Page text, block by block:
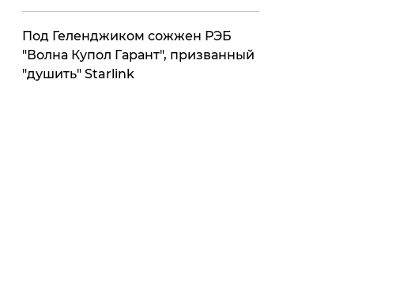
Под Геленджиком сожжен РЭБ
"Волна Купол Гарант", призванный
"душить" Starlink